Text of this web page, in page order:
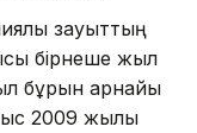
зауыттың
бірнеше жыл
бұрын арнайы
2009 жылы